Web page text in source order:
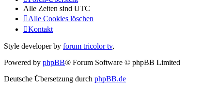
Alle Zeiten sind UTC
Alle Cookies löschen
Kontakt
Style developer by forum tricolor tv,
Powered by phpBB® Forum Software © phpBB Limited
Deutsche Übersetzung durch phpBB.de